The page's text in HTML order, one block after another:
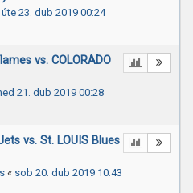
úte 23. dub 2019 00:24
vs. COLORADO
21. dub 2019 00:28
vs. St. LOUIS Blues
« sob 20. dub 2019 10:43